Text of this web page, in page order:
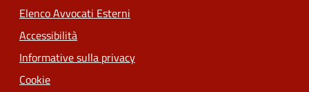
Elenco Avvocati Esterni
Accessibilità
Informative sulla privacy
Cookie